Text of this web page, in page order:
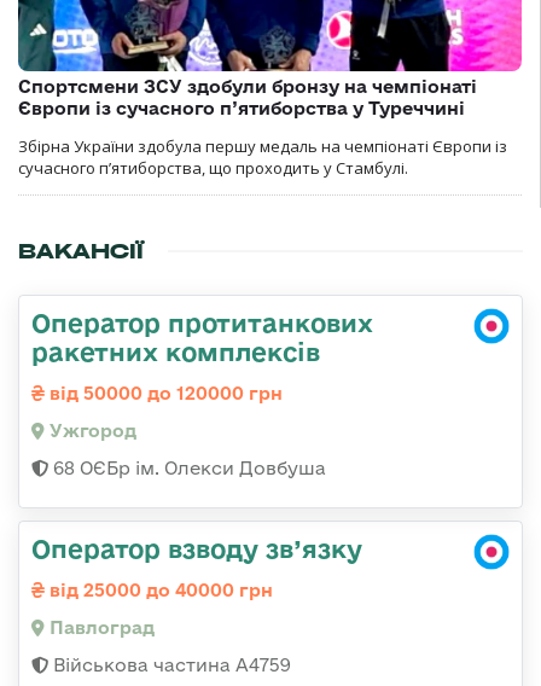
Спортсмени ЗСУ здобули бронзу на чемпіонаті
Європи із сучасного п’ятиборства у Туреччині
Збірна України здобула першу медаль на чемпіонаті Європи із
сучасного п’ятиборства, що проходить у Стамбулі.
ВАКАНСІЇ
Оператор протитанкових
ракетних комплексів
від 50000 до 120000 грн
Ужгород
68 ОЄБр ім. Олекси Довбуша
Оператор взводу зв’язку
від 25000 до 40000 грн
Павлоград
Військова частина А4759